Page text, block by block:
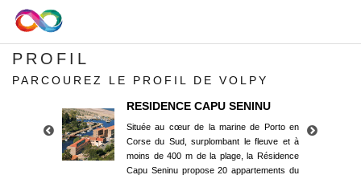
PROFIL
PARCOUREZ LE PROFIL DE VOLPY
RESIDENCE CAPU SENINU
Située au cœur de la marine de Porto en
Corse du Sud, surplombant le fleuve et à
moins de 400 m de la plage, la Résidence
Capu Seninu propose 20 appartements du